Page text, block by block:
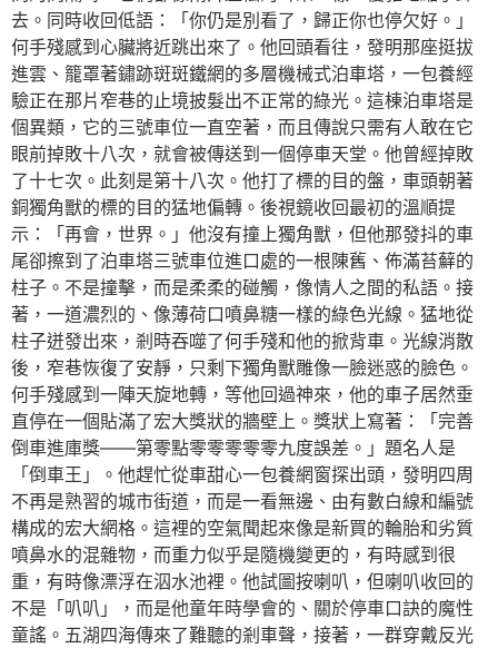
去。同時收回低語：「你仍是別看了，歸正你也停欠好。」
何手殘感到心臟將近跳出來了。他回頭看往，發明那座挺拔
進雲、籠罩著鏽跡斑斑鐵網的多層機械式泊車塔，一包養經
驗正在那片窄巷的止境披髮出不正常的綠光。這棟泊車塔是
個異類，它的三號車位一直空著，而且傳說只需有人敢在它
眼前掉敗十八次，就會被傳送到一個停車天堂。他曾經掉敗
了十七次。此刻是第十八次。他打了標的目的盤，車頭朝著
銅獨角獸的標的目的猛地偏轉。後視鏡收回最初的溫順提
示：「再會，世界。」他沒有撞上獨角獸，但他那發抖的車
尾卻擦到了泊車塔三號車位進口處的一根陳舊、佈滿苔蘚的
柱子。不是撞擊，而是柔柔的碰觸，像情人之間的私語。接
著，一道濃烈的、像薄荷口噴鼻糖一樣的綠色光線。猛地從
柱子迸發出來，剎時吞噬了何手殘和他的掀背車。光線消散
後，窄巷恢復了安靜，只剩下獨角獸雕像一臉迷惑的臉色。
何手殘感到一陣天旋地轉，等他回過神來，他的車子居然垂
直停在一個貼滿了宏大獎狀的牆壁上。獎狀上寫著：「完善
倒車進庫獎——第零點零零零零零九度誤差。」題名人是
「倒車王」。他趕忙從車甜心一包養網窗探出頭，發明四周
不再是熟習的城市街道，而是一看無邊、由有數白線和編號
構成的宏大網格。這裡的空氣聞起來像是新買的輪胎和劣質
噴鼻水的混雜物，而重力似乎是隨機變更的，有時感到很
重，有時像漂浮在泅水池裡。他試圖按喇叭，但喇叭收回的
不是「叭叭」，而是他童年時學會的、關於停車口訣的魔性
童謠。五湖四海傳來了難聽的剎車聲，接著，一群穿戴反光